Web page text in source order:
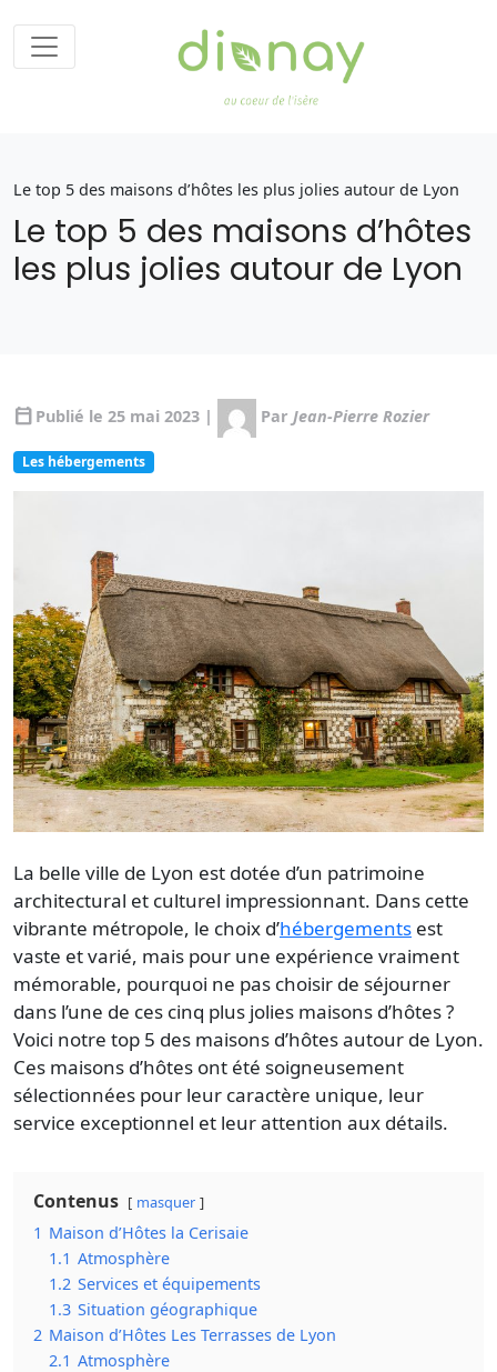
Le top 5 des maisons d’hôtes les plus jolies autour de Lyon
Le top 5 des maisons d’hôtes
les plus jolies autour de Lyon
calendar_today Publié le 25 mai 2023 | Par Jean-Pierre Rozier
Les hébergements
La belle ville de Lyon est dotée d’un patrimoine
architectural et culturel impressionnant. Dans cette
vibrante métropole, le choix d’hébergements est
vaste et varié, mais pour une expérience vraiment
mémorable, pourquoi ne pas choisir de séjourner
dans l’une de ces cinq plus jolies maisons d’hôtes ?
Voici notre top 5 des maisons d’hôtes autour de Lyon.
Ces maisons d’hôtes ont été soigneusement
sélectionnées pour leur caractère unique, leur
service exceptionnel et leur attention aux détails.
Contenus masquer
1 Maison d’Hôtes la Cerisaie
1.1 Atmosphère
1.2 Services et équipements
1.3 Situation géographique
2 Maison d’Hôtes Les Terrasses de Lyon
2.1 Atmosphère